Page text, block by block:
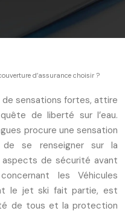
d’assurance choisir ?
de sensations fortes, attire
de liberté sur l’eau.
procure une sensation
se renseigner sur la
de sécurité avant
les Véhicules
le jet ski fait partie, est
de tous et la protection